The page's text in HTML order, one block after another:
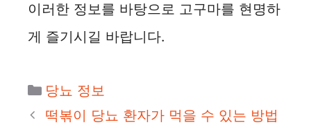
이러한 정보를 바탕으로 고구마를 현명하
게 즐기시길 바랍니다.
카
테
당뇨 정보
떡볶이 당뇨 환자가 먹을 수 있는 방법